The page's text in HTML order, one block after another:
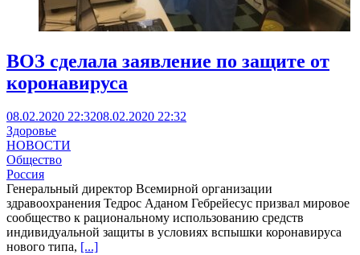
ВОЗ сделала заявление по защите от
коронавируса
08.02.2020 22:3208.02.2020 22:32
Здоровье
НОВОСТИ
Общество
Россия
Генеральный директор Всемирной организации
здравоохранения Тедрос Аданом Гебрейесус призвал мировое
сообщество к рациональному использованию средств
индивидуальной защиты в условиях вспышки коронавируса
нового типа, [...]